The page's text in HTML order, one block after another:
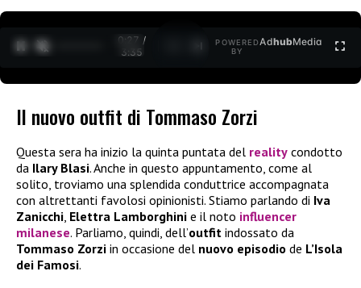
0:27 /
3:35
POWERED
BY
AdhubMedia
Il nuovo outfit di Tommaso Zorzi
Questa sera ha inizio la quinta puntata del reality condotto
da Ilary Blasi. Anche in questo appuntamento, come al
solito, troviamo una splendida conduttrice accompagnata
con altrettanti favolosi opinionisti. Stiamo parlando di Iva
Zanicchi, Elettra Lamborghini e il noto influencer
milanese. Parliamo, quindi, dell’outfit indossato da
Tommaso Zorzi in occasione del nuovo episodio de L’Isola
dei Famosi.